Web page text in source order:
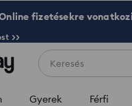
fizetésekre
>>
Keresés
Gyerek Férfi